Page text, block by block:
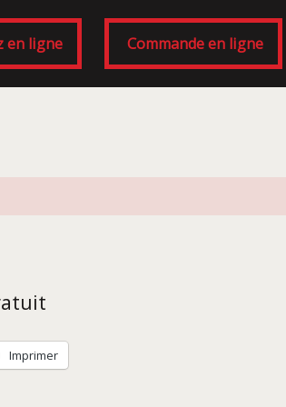
en ligne Commande en ligne
Imprimer